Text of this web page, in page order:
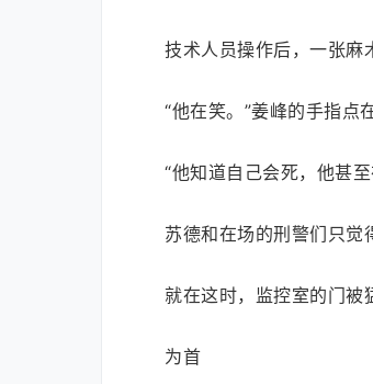
技术人员操作后，一张麻
“他在笑。”姜峰的手指点
“他知道自己会死，他甚
苏德和在场的刑警们只觉
就在这时，监控室的门被
为首